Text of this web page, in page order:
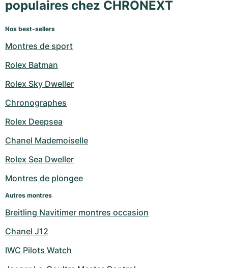
populaires chez CHRONEXT
Nos best-sellers
Montres de sport
Rolex Batman
Rolex Sky Dweller
Chronographes
Rolex Deepsea
Chanel Mademoiselle
Rolex Sea Dweller
Montres de plongee
Autres montres
Breitling Navitimer montres occasion
Chanel J12
IWC Pilots Watch